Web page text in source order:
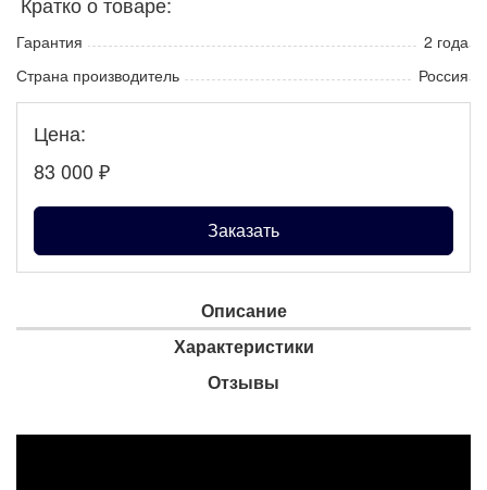
Гарантия
2 года
Страна производитель
Россия
Цена:
83 000 ₽
Заказать
Описание
Характеристики
Отзывы